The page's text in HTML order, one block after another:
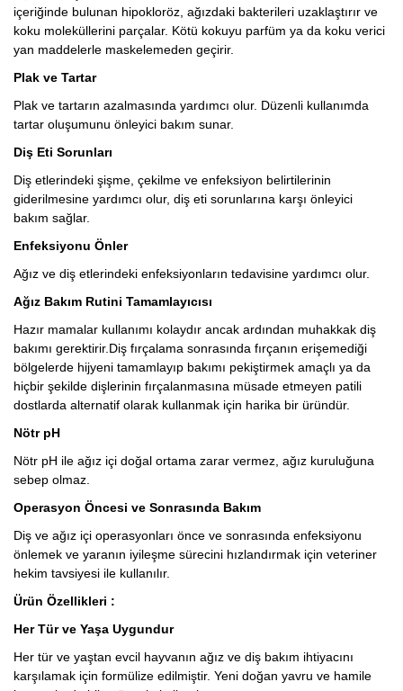
içeriğinde bulunan hipokloröz, ağızdaki bakterileri uzaklaştırır ve
koku moleküllerini parçalar. Kötü kokuyu parfüm ya da koku verici
yan maddelerle maskelemeden geçirir.
Plak ve Tartar
Plak ve tartarın azalmasında yardımcı olur. Düzenli kullanımda
tartar oluşumunu önleyici bakım sunar.
Diş Eti Sorunları
Diş etlerindeki şişme, çekilme ve enfeksiyon belirtilerinin
giderilmesine yardımcı olur, diş eti sorunlarına karşı önleyici
bakım sağlar.
Enfeksiyonu Önler
Ağız ve diş etlerindeki enfeksiyonların tedavisine yardımcı olur.
Ağız Bakım Rutini Tamamlayıcısı
Hazır mamalar kullanımı kolaydır ancak ardından muhakkak diş
bakımı gerektirir.Diş fırçalama sonrasında fırçanın erişemediği
bölgelerde hijyeni tamamlayıp bakımı pekiştirmek amaçlı ya da
hiçbir şekilde dişlerinin fırçalanmasına müsade etmeyen patili
dostlarda alternatif olarak kullanmak için harika bir üründür.
Nötr pH
Nötr pH ile ağız içi doğal ortama zarar vermez, ağız kuruluğuna
sebep olmaz.
Operasyon Öncesi ve Sonrasında Bakım
Diş ve ağız içi operasyonları önce ve sonrasında enfeksiyonu
önlemek ve yaranın iyileşme sürecini hızlandırmak için veteriner
hekim tavsiyesi ile kullanılır.
Ürün Özellikleri :
Her Tür ve Yaşa Uygundur
Her tür ve yaştan evcil hayvanın ağız ve diş bakım ihtiyacını
karşılamak için formülize edilmiştir. Yeni doğan yavru ve hamile